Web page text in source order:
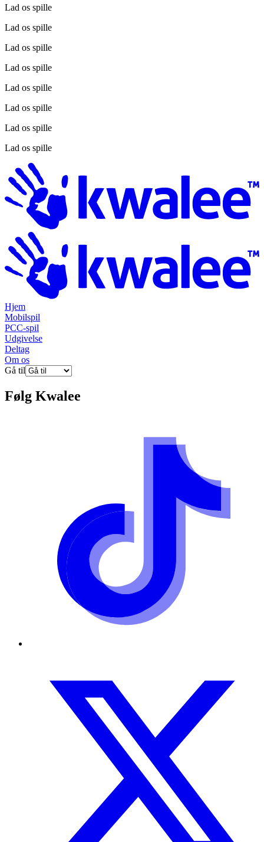
Lad os spille
Lad os spille
Lad os spille
Lad os spille
Lad os spille
Lad os spille
Lad os spille
Lad os spille
Hjem
Mobilspil
PCC-spil
Udgivelse
Deltag
Om os
Gå til
Følg Kwalee